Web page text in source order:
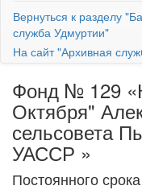
Вернуться к разделу
служба Удмуртии"
На сайт "Архивная
Фонд № 129
Октября"
сельсовета
УАССР »
Постоянного